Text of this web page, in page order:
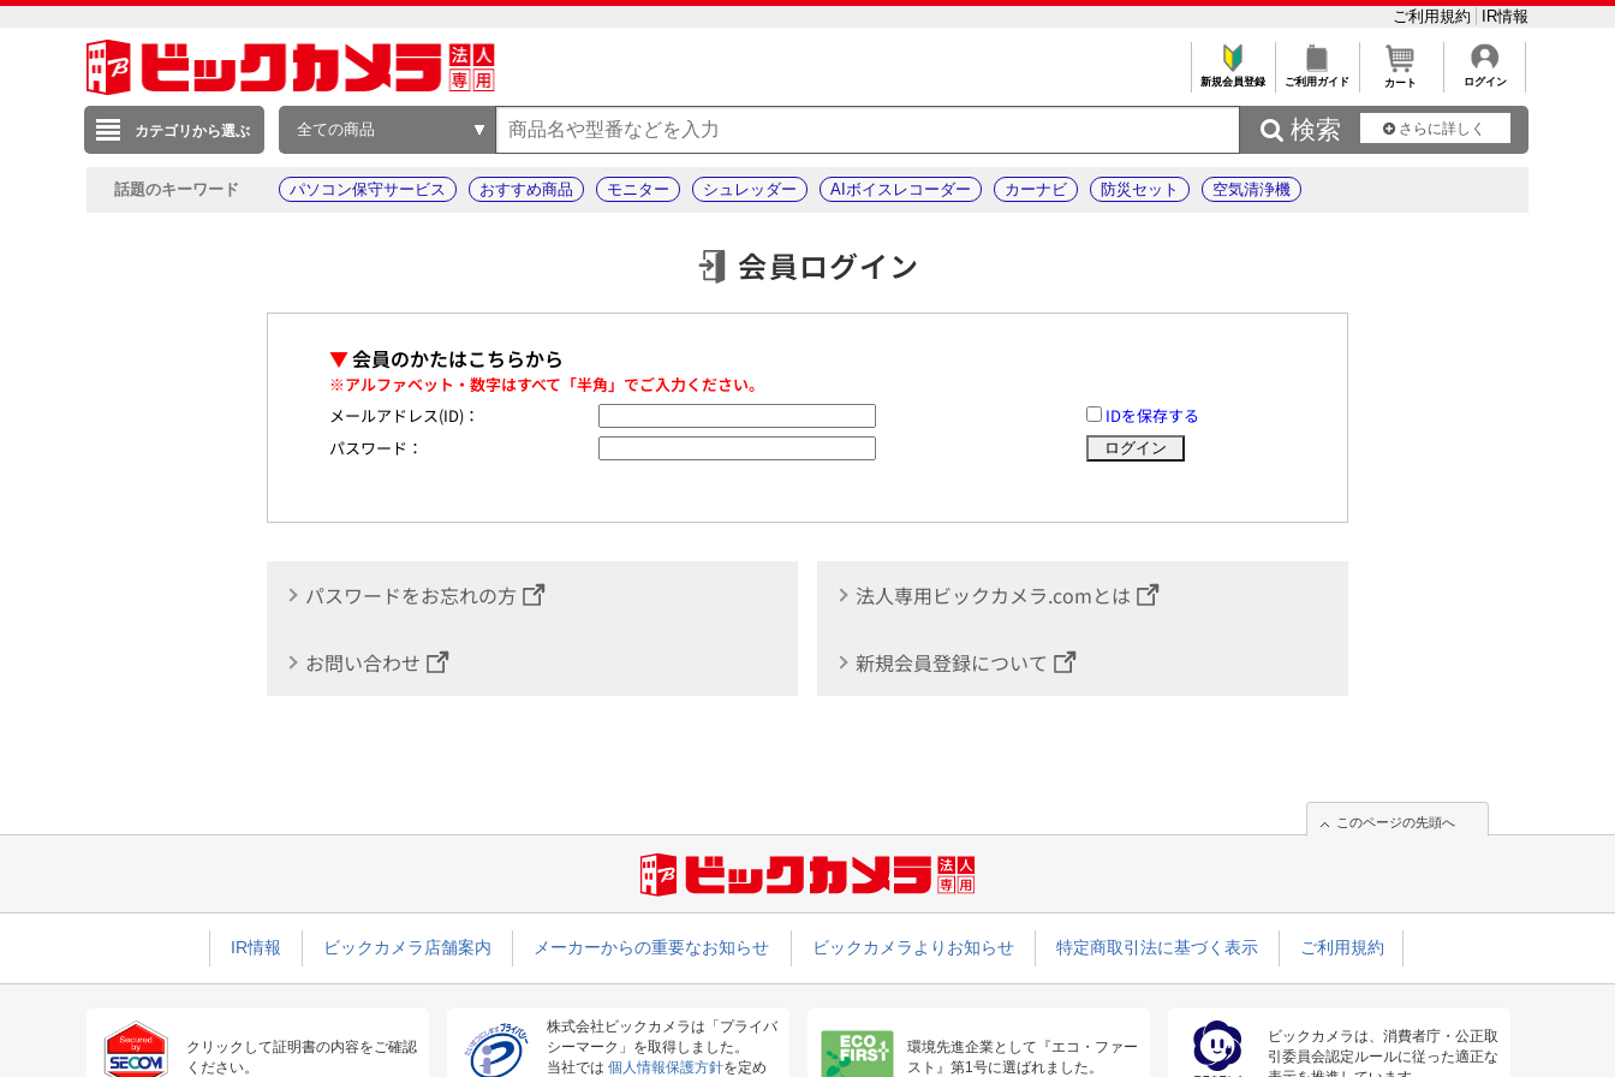
ご利用規約 IR情報
新規会員登録 ご利用ガイド カート ログイン
カテゴリから選ぶ 全ての商品  検索 さらに詳しく
話題のキーワード パソコン保守サービス おすすめ商品 モニター シュレッダー AIボイスレコーダー カーナビ 防災セット 空気清浄機
会員ログイン
▼会員のかたはこちらから
※アルファベット・数字はすべて「半角」でご入力ください。
メールアドレス(ID)：
IDを保存する
パスワード：
パスワードをお忘れの方 法人専用ビックカメラ.comとは
お問い合わせ 新規会員登録について
このページの先頭へ
IR情報 ビックカメラ店舗案内 メーカーからの重要なお知らせ ビックカメラよりお知らせ 特定商取引法に基づく表示 ご利用規約
クリックして証明書の内容をご確認
ください。
株式会社ビックカメラは「プライバ
シーマーク」を取得しました。
当社では 個人情報保護方針を定め
環境先進企業として『エコ・ファー
スト』第1号に選ばれました。
ビックカメラは、消費者庁・公正取
引委員会認定ルールに従った適正な